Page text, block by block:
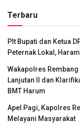
Terbaru
Plt Bupati dan Ketua
Peternak Lokal,
Wakapolres
Lanjutan II dan
BMT Harum
Apel Pagi, Kapolres
Melayani Masyarakat